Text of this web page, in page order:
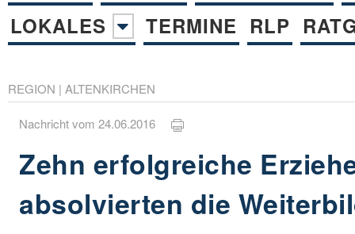
LOKALES
TERMINE RLP
REGION | ALTENKIRCHEN
Nachricht vom 24.06.2016
Zehn erfolgreiche
absolvierten die